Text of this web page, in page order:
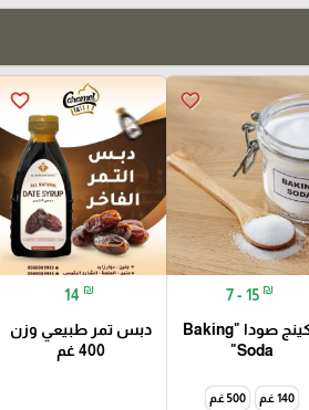
favorite_border
7 - 15 ₪
باكينج صودا "Baking
Soda"
140 غم 500 غم
favorite_border
14 ₪
دبس تمر طبيعي وزن
400 غم